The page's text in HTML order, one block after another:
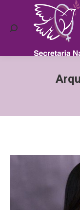
Search: